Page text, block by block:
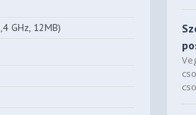
GHz, 12MB)